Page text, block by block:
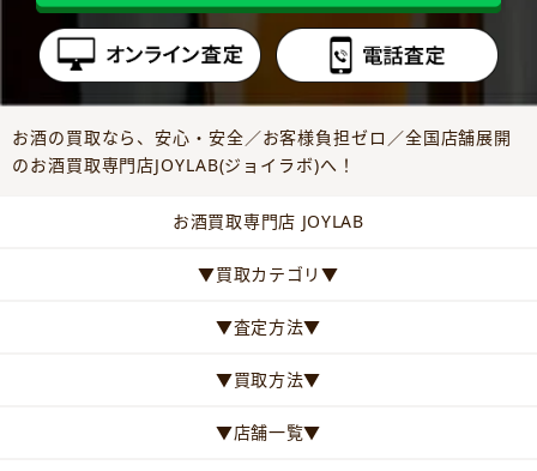
お酒の買取なら、安心・安全／お客様負担ゼロ／全国店舗展開
のお酒買取専門店JOYLAB(ジョイラボ)へ！
お酒買取専門店 JOYLAB
▼買取カテゴリ▼
▼査定方法▼
▼買取方法▼
▼店舗一覧▼